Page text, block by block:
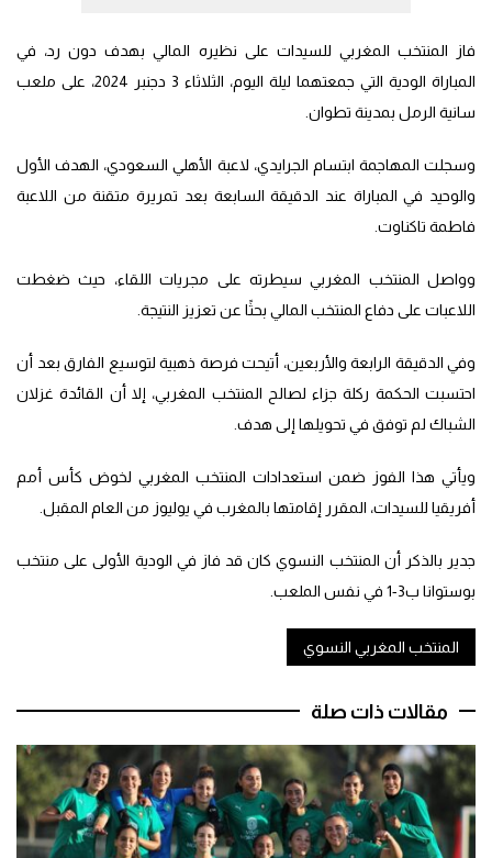
فاز المنتخب المغربي للسيدات على نظيره المالي بهدف دون رد، في
المباراة الودية التي جمعتهما ليلة اليوم، الثلاثاء 3 دجنبر 2024، على ملعب
سانية الرمل بمدينة تطوان.
وسجلت المهاجمة ابتسام الجرايدي، لاعبة الأهلي السعودي، الهدف الأول
والوحيد في المباراة عند الدقيقة السابعة بعد تمريرة متقنة من اللاعبة
فاطمة تاكناوت.
وواصل المنتخب المغربي سيطرته على مجريات اللقاء، حيث ضغطت
اللاعبات على دفاع المنتخب المالي بحثًا عن تعزيز النتيجة.
وفي الدقيقة الرابعة والأربعين، أتيحت فرصة ذهبية لتوسيع الفارق بعد أن
احتسبت الحكمة ركلة جزاء لصالح المنتخب المغربي، إلا أن القائدة غزلان
الشباك لم توفق في تحويلها إلى هدف.
ويأتي هذا الفوز ضمن استعدادات المنتخب المغربي لخوض كأس أمم
أفريقيا للسيدات، المقرر إقامتها بالمغرب في يوليوز من العام المقبل.
جدير بالذكر أن المنتخب النسوي كان قد فاز في الودية الأولى على منتخب
بوستوانا ب3-1 في نفس الملعب.
المنتخب المغربي النسوي
مقالات ذات صلة